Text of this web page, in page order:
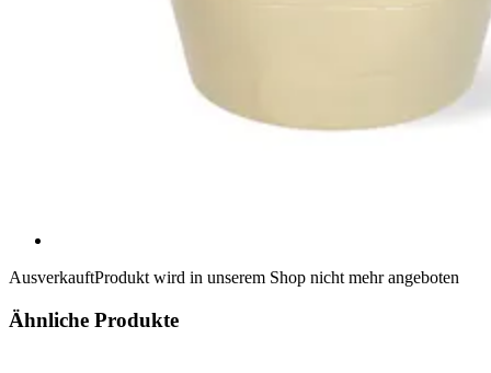
AusverkauftProdukt wird in unserem Shop nicht mehr angeboten
Ähnliche Produkte